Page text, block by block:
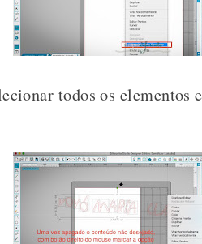
todos os elementos